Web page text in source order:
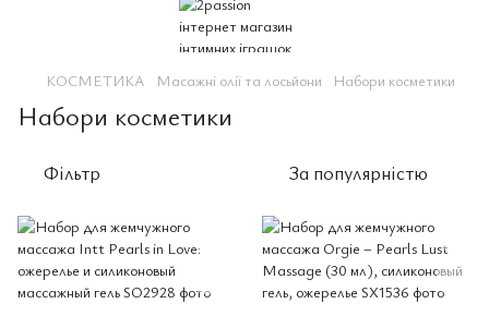
КОСМЕТИКА Масажні олії та лосьйони Набори косметики
Набори косметики
Фільтр За популярністю